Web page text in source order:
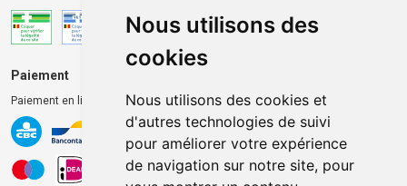
Nous utilisons des
cookies
Nous utilisons des cookies et
d'autres technologies de suivi
pour améliorer votre expérience
de navigation sur notre site, pour
Paiement
Paiement en ligne 100% sécurisé
Livraison chez vous
Livraison dans un Point
d’enlèvement
Retrait dans la pharmacie